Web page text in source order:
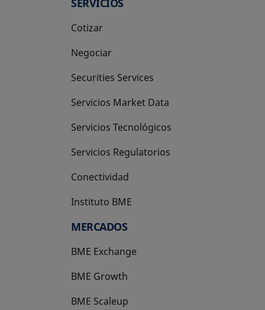
Cotizar
Negociar
Securities Services
Servicios Market Data
Servicios Tecnológicos
Servicios Regulatorios
Conectividad
Instituto BME
se abre en una pestaña nueva
MERCADOS
BME Exchange
BME Growth
se abre en una pestaña nueva
BME Scaleup
se abre en una pestaña nueva